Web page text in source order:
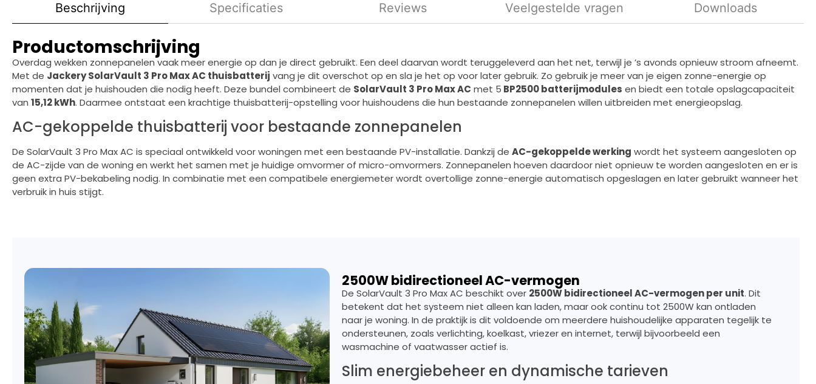
Beschrijving Specificaties Reviews Veelgestelde vragen Downloads
Productomschrijving
Overdag wekken zonnepanelen vaak meer energie op dan je direct gebruikt. Een deel daarvan wordt teruggeleverd aan het net, terwijl je ’s avonds opnieuw stroom afneemt.
Met de Jackery SolarVault 3 Pro Max AC thuisbatterij vang je dit overschot op en sla je het op voor later gebruik. Zo gebruik je meer van je eigen zonne-energie op
momenten dat je huishouden die nodig heeft. Deze bundel combineert de SolarVault 3 Pro Max AC met 5 BP2500 batterijmodules en biedt een totale opslagcapaciteit
van 15,12 kWh. Daarmee ontstaat een krachtige thuisbatterij-opstelling voor huishoudens die hun bestaande zonnepanelen willen uitbreiden met energieopslag.
AC-gekoppelde thuisbatterij voor bestaande zonnepanelen
De SolarVault 3 Pro Max AC is speciaal ontwikkeld voor woningen met een bestaande PV-installatie. Dankzij de AC-gekoppelde werking wordt het systeem aangesloten op
de AC-zijde van de woning en werkt het samen met je huidige omvormer of micro-omvormers. Zonnepanelen hoeven daardoor niet opnieuw te worden aangesloten en er is
geen extra PV-bekabeling nodig. In combinatie met een compatibele energiemeter wordt overtollige zonne-energie automatisch opgeslagen en later gebruikt wanneer het
verbruik in huis stijgt.
2500W bidirectioneel AC-vermogen
De SolarVault 3 Pro Max AC beschikt over 2500W bidirectioneel AC-vermogen per unit. Dit
betekent dat het systeem niet alleen kan laden, maar ook continu tot 2500W kan ontladen
naar je woning. In de praktijk is dit voldoende om meerdere huishoudelijke apparaten tegelijk te
ondersteunen, zoals verlichting, koelkast, vriezer en internet, terwijl bijvoorbeeld een
wasmachine of vaatwasser actief is.
Slim energiebeheer en dynamische tarieven